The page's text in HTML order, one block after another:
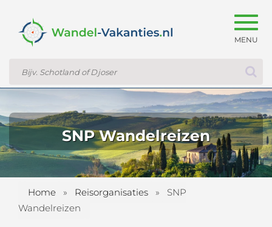
SNP Wandelreizen
Home » Reisorganisaties »
SNP
Wandelreizen